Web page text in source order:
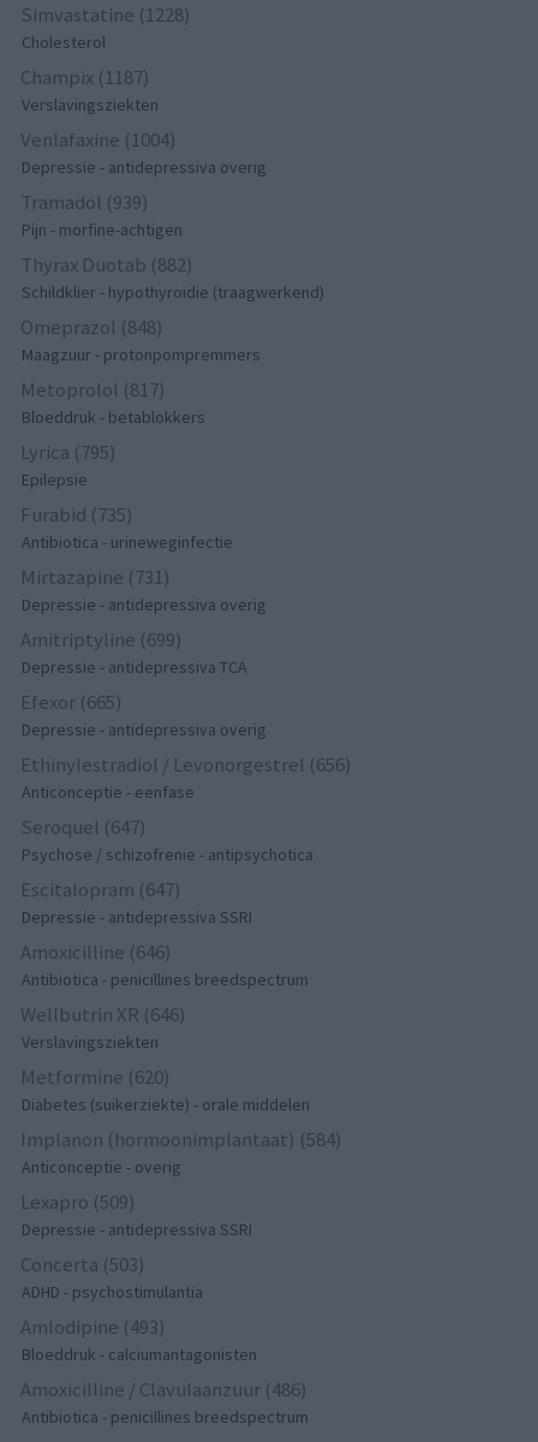
Simvastatine (1228)
Cholesterol
Champix (1187)
Verslavingsziekten
Venlafaxine (1004)
Depressie - antidepressiva overig
Tramadol (939)
Pijn - morfine-achtigen
Thyrax Duotab (882)
Schildklier - hypothyroidie (traagwerkend)
Omeprazol (848)
Maagzuur - protonpompremmers
Metoprolol (817)
Bloeddruk - betablokkers
Lyrica (795)
Epilepsie
Furabid (735)
Antibiotica - urineweginfectie
Mirtazapine (731)
Depressie - antidepressiva overig
Amitriptyline (699)
Depressie - antidepressiva TCA
Efexor (665)
Depressie - antidepressiva overig
Ethinylestradiol / Levonorgestrel (656)
Anticonceptie - eenfase
Seroquel (647)
Psychose / schizofrenie - antipsychotica
Escitalopram (647)
Depressie - antidepressiva SSRI
Amoxicilline (646)
Antibiotica - penicillines breedspectrum
Wellbutrin XR (646)
Verslavingsziekten
Metformine (620)
Diabetes (suikerziekte) - orale middelen
Implanon (hormoonimplantaat) (584)
Anticonceptie - overig
Lexapro (509)
Depressie - antidepressiva SSRI
Concerta (503)
ADHD - psychostimulantia
Amlodipine (493)
Bloeddruk - calciumantagonisten
Amoxicilline / Clavulaanzuur (486)
Antibiotica - penicillines breedspectrum